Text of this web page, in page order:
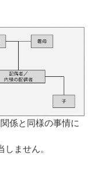
係と同様の事情に
ません。